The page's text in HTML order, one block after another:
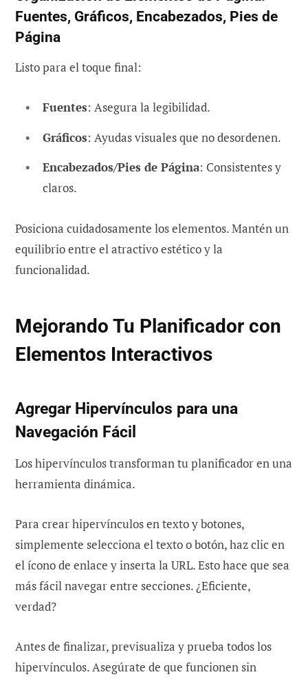
Fuentes, Gráficos, Encabezados, Pies de
Página
Listo para el toque final:
Fuentes: Asegura la legibilidad.
Gráficos: Ayudas visuales que no desordenen.
Encabezados/Pies de Página: Consistentes y
claros.
Posiciona cuidadosamente los elementos. Mantén un
equilibrio entre el atractivo estético y la
funcionalidad.
Mejorando Tu Planificador con
Elementos Interactivos
Agregar Hipervínculos para una
Navegación Fácil
Los hipervínculos transforman tu planificador en una
herramienta dinámica.
Para crear hipervínculos en texto y botones,
simplemente selecciona el texto o botón, haz clic en
el ícono de enlace y inserta la URL. Esto hace que sea
más fácil navegar entre secciones. ¿Eficiente,
verdad?
Antes de finalizar, previsualiza y prueba todos los
hipervínculos. Asegúrate de que funcionen sin